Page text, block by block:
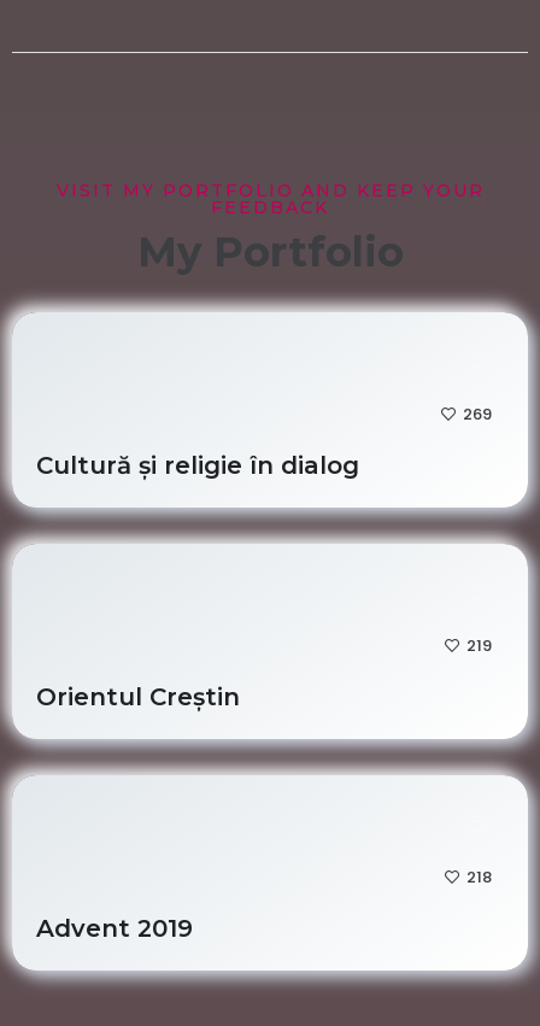
VISIT MY PORTFOLIO AND KEEP YOUR
FEEDBACK
My Portfolio
269
Cultură și religie în dialog
219
Orientul Creștin
218
Advent 2019